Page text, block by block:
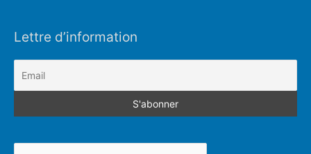
Lettre d’information